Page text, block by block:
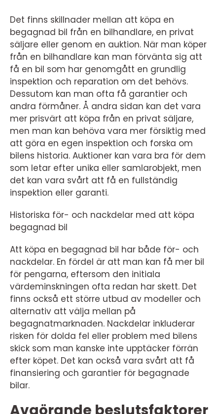
Det finns skillnader mellan att köpa en
begagnad bil från en bilhandlare, en privat
säljare eller genom en auktion. När man köper
från en bilhandlare kan man förvänta sig att
få en bil som har genomgått en grundlig
inspektion och reparation om det behövs.
Dessutom kan man ofta få garantier och
andra förmåner. Å andra sidan kan det vara
mer prisvärt att köpa från en privat säljare,
men man kan behöva vara mer försiktig med
att göra en egen inspektion och forska om
bilens historia. Auktioner kan vara bra för dem
som letar efter unika eller samlarobjekt, men
det kan vara svårt att få en fullständig
inspektion eller garanti.
Historiska för- och nackdelar med att köpa
begagnad bil
Att köpa en begagnad bil har både för- och
nackdelar. En fördel är att man kan få mer bil
för pengarna, eftersom den initiala
värdeminskningen ofta redan har skett. Det
finns också ett större utbud av modeller och
alternativ att välja mellan på
begagnatmarknaden. Nackdelar inkluderar
risken för dolda fel eller problem med bilens
skick som man kanske inte upptäcker förrän
efter köpet. Det kan också vara svårt att få
finansiering och garantier för begagnade
bilar.
Avgörande beslutsfaktorer